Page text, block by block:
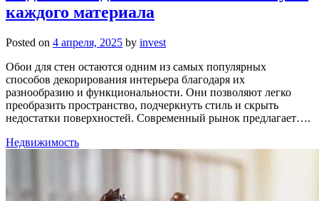
каждого материала
Posted on 4 апреля, 2025 by invest
Обои для стен остаются одним из самых популярных
способов декорирования интерьера благодаря их
разнообразию и функциональности. Они позволяют легко
преобразить пространство, подчеркнуть стиль и скрыть
недостатки поверхностей. Современный рынок предлагает….
Недвижимость